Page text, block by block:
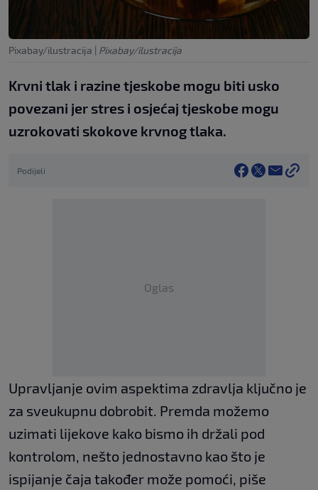
Pixabay/ilustracija | Pixabay/ilustracija
Krvni tlak i razine tjeskobe mogu biti usko
povezani jer stres i osjećaj tjeskobe mogu
uzrokovati skokove krvnog tlaka.
Podijeli
Oglas
Upravljanje ovim aspektima zdravlja ključno je
za sveukupnu dobrobit. Premda možemo
uzimati lijekove kako bismo ih držali pod
kontrolom, nešto jednostavno kao što je
ispijanje čaja također može pomoći, piše